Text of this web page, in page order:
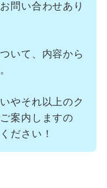
問い合わせあり
いて、内容から
やそれ以上のク
案内しますの
ださい！